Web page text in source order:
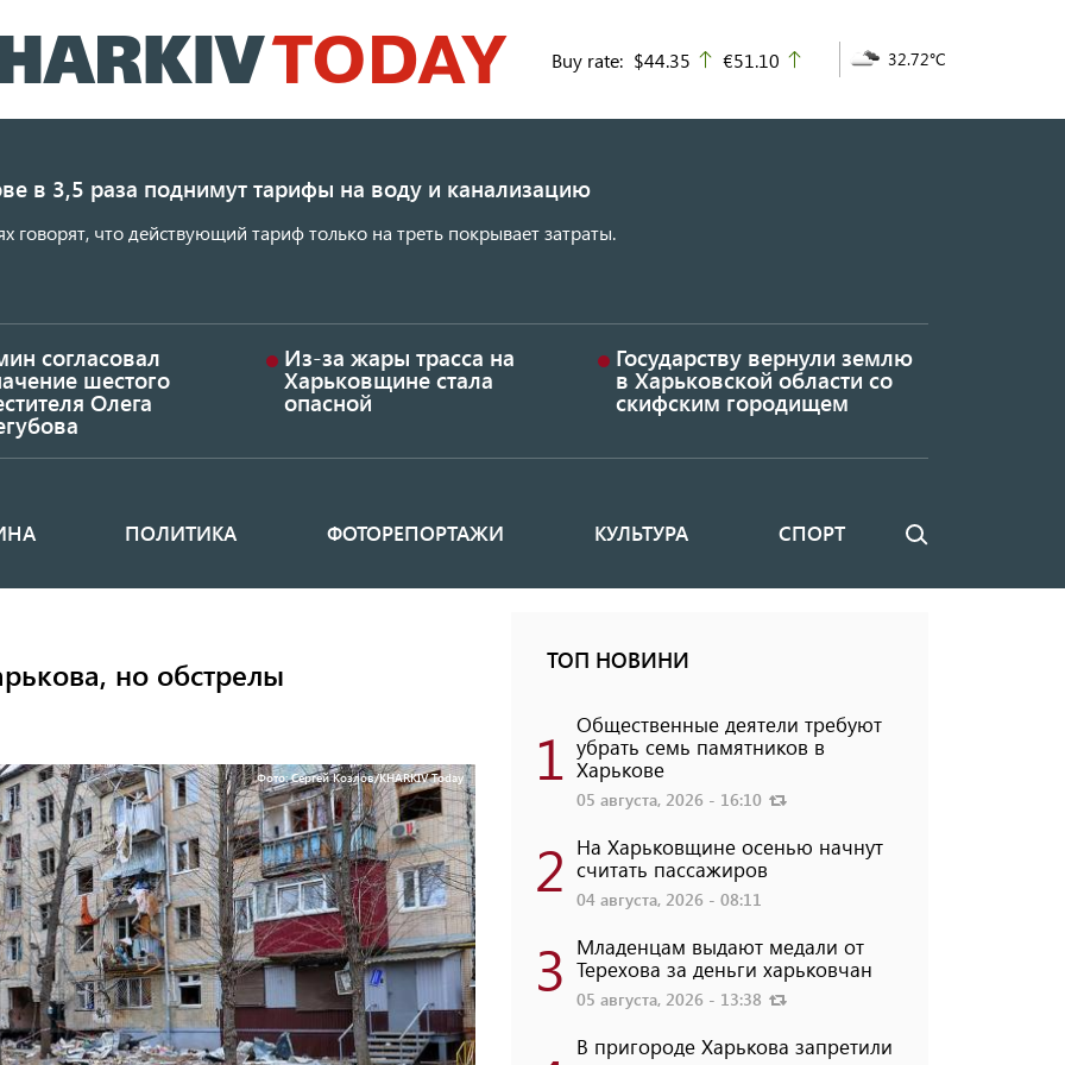
к
основному
Buy rate: $44.35 up
€51.10 32.72°C
в 3,5 раза поднимут тарифы на воду и канализацию
говорят, что действующий тариф только на треть покрывает затраты.
согласовал
шестого
Олега
Из-за жары трасса на
Харьковщине стала
опасной
Государству вернули землю
в Харьковской области со
скифским городищем
ПОЛИТИКА ФОТОРЕПОРТАЖИ КУЛЬТУРА СПОРТ Поиск
но обстрелы
Фото: Сергей Козлов/KHARKIV Today
ТОП НОВИНИ
1 Общественные деятели требуют
убрать семь памятников в
Харькове
05 августа, 2026 - 16:10
2 На Харьковщине осенью начнут
считать пассажиров
04 августа, 2026 - 08:11
3 Младенцам выдают медали от
Терехова за деньги харьковчан
05 августа, 2026 - 13:38
В пригороде Харькова запретили